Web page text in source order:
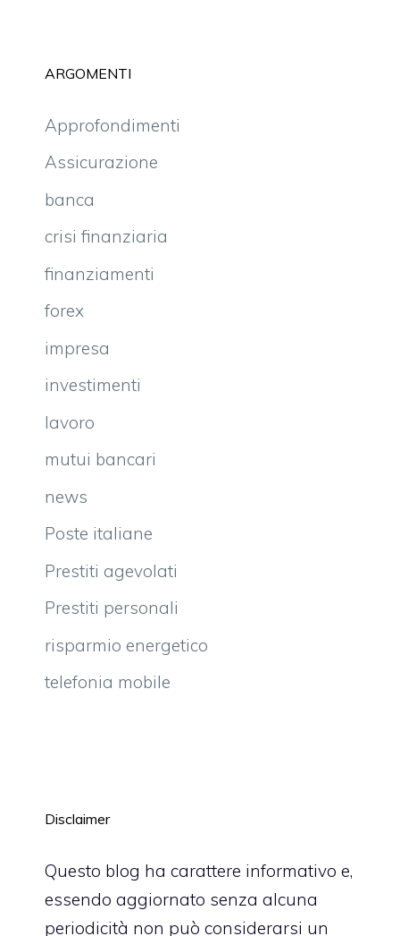
ARGOMENTI
Approfondimenti
Assicurazione
banca
crisi finanziaria
finanziamenti
forex
impresa
investimenti
lavoro
mutui bancari
news
Poste italiane
Prestiti agevolati
Prestiti personali
risparmio energetico
telefonia mobile
Disclaimer
Questo blog ha carattere informativo e,
essendo aggiornato senza alcuna
periodicità non può considerarsi un